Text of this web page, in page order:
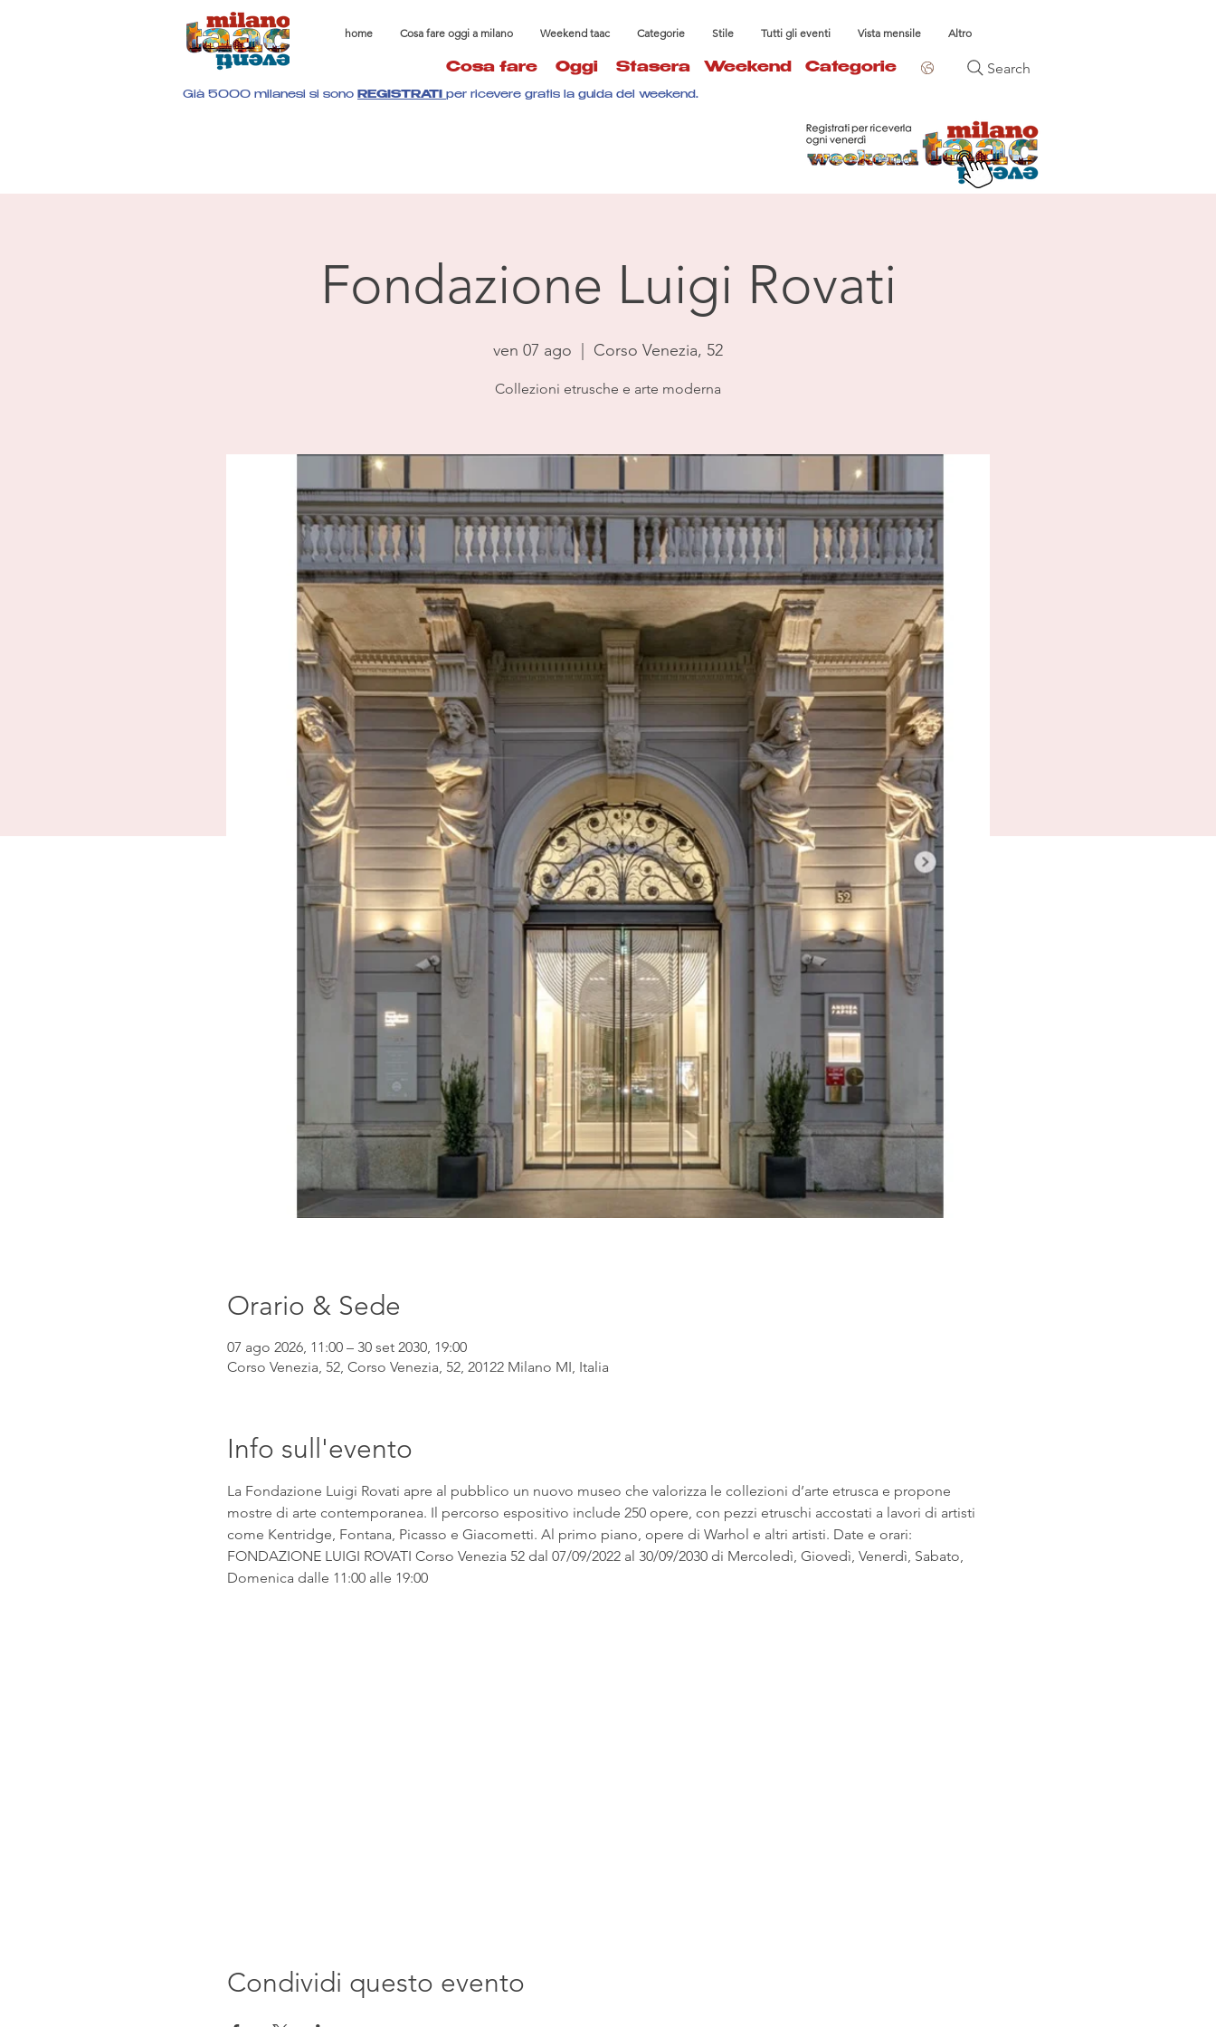
home Cosa fare oggi a milano Weekend taac Categorie Stile Tutti gli eventi Vista mensile Altro
Cosa fare Oggi Stasera Weekend Categorie Search
Già 5000 milanesi si sono REGISTRATI per ricevere gratis la guida del weekend.
Fondazione Luigi Rovati
ven 07 ago Corso Venezia, 52
Collezioni etrusche e arte moderna
Orario & Sede
07 ago 2026, 11:00 – 30 set 2030, 19:00
Corso Venezia, 52, Corso Venezia, 52, 20122 Milano MI, Italia
Info sull'evento
La Fondazione Luigi Rovati apre al pubblico un nuovo museo che valorizza le collezioni d’arte etrusca e propone
mostre di arte contemporanea. Il percorso espositivo include 250 opere, con pezzi etruschi accostati a lavori di artisti
come Kentridge, Fontana, Picasso e Giacometti. Al primo piano, opere di Warhol e altri artisti. Date e orari:
FONDAZIONE LUIGI ROVATI Corso Venezia 52 dal 07/09/2022 al 30/09/2030 di Mercoledì, Giovedì, Venerdì, Sabato,
Domenica dalle 11:00 alle 19:00
Condividi questo evento